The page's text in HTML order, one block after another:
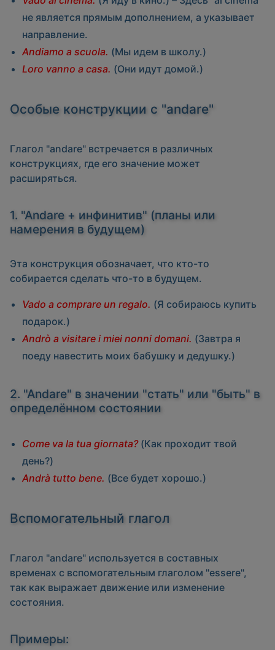
не является прямым дополнением, а указывает
направление.
Andiamo a scuola. (Мы идем в школу.)
Loro vanno a casa. (Они идут домой.)
Особые конструкции с "andare"
Глагол "andare" встречается в различных
конструкциях, где его значение может
расширяться.
1. "Andare + инфинитив" (планы или
намерения в будущем)
Эта конструкция обозначает, что кто-то
собирается сделать что-то в будущем.
Vado a comprare un regalo. (Я собираюсь купить
подарок.)
Andrò a visitare i miei nonni domani. (Завтра я
поеду навестить моих бабушку и дедушку.)
2. "Andare" в значении "стать" или "быть" в
определённом состоянии
Come va la tua giornata?(Как проходит твой
день?)
Andrà tutto bene. (Все будет хорошо.)
Вспомогательный глагол
Глагол "andare" используется в составных
временах с вспомогательным глаголом "essere",
так как выражает движение или изменение
состояния.
Примеры: